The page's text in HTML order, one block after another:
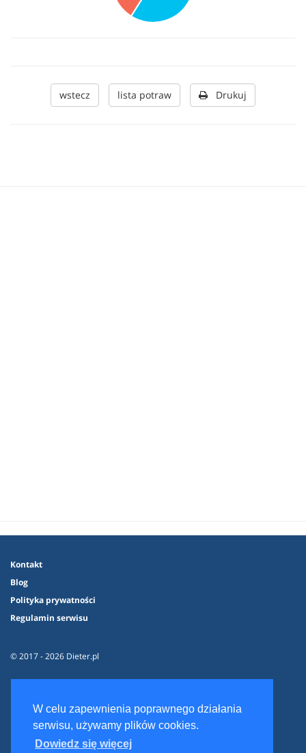
W celu zapewnienia poprawnego działania
serwisu, używamy plików cookies.
Dowiedz się więcej
wstecz lista potraw Drukuj
Kontakt
Blog
Polityka prywatności
Regulamin serwisu
© 2017 - 2026 Dieter.pl